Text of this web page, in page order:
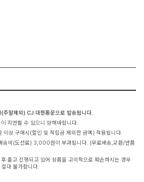
주말제외) CJ 대한통운으로 발송됩니다.
지연될 수 있으니 양해바랍니다.
이상 구매시(할인 및 적립금 제외한 금액) 적용됩니다.
송비(도선료) 3,000원이 부과됩니다. (무료배송,교환/반품
출고 진행되고 있어 상품을 고의적으로 훼손하시는 경우
대 불가합니다.